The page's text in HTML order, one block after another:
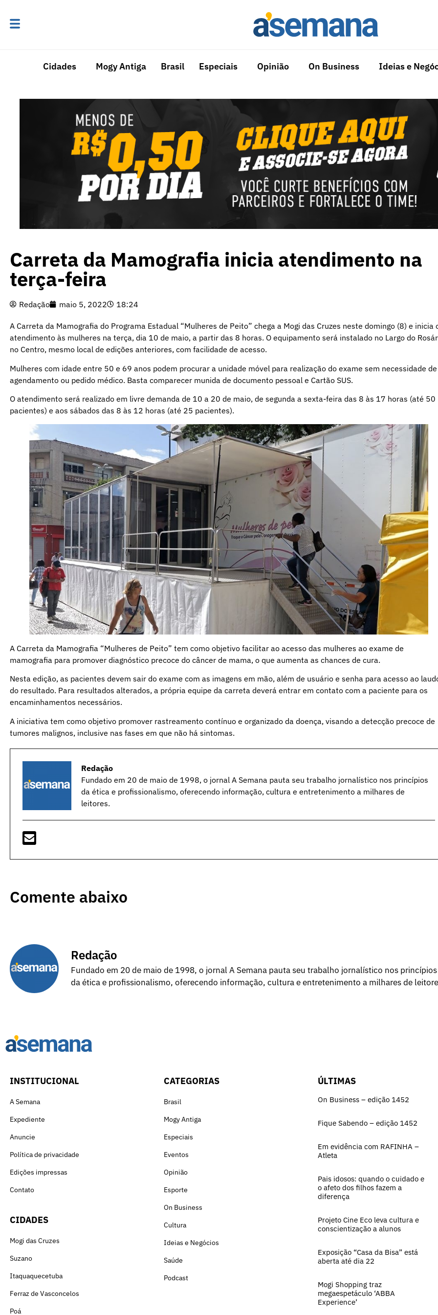
Cidades Mogy Antiga Brasil Especiais Opinião On Business Ideias e
Carreta da Mamografia inicia atendimento na
terça-feira
Redação maio 5, 2022 18:24
A Carreta da Mamografia do Programa Estadual “Mulheres de Peito” chega a Mogi das Cruzes neste domingo (8) e inicia
atendimento às mulheres na terça, dia 10 de maio, a partir das 8 horas. O equipamento será instalado no Largo do
no Centro, mesmo local de edições anteriores, com facilidade de acesso.
Mulheres com idade entre 50 e 69 anos podem procurar a unidade móvel para realização do exame sem necessidade de
agendamento ou pedido médico. Basta comparecer munida de documento pessoal e Cartão SUS.
O atendimento será realizado em livre demanda de 10 a 20 de maio, de segunda a sexta-feira das 8 às 17 horas (até 50
pacientes) e aos sábados das 8 às 12 horas (até 25 pacientes).
A Carreta da Mamografia “Mulheres de Peito” tem como objetivo facilitar ao acesso das mulheres ao exame de
mamografia para promover diagnóstico precoce do câncer de mama, o que aumenta as chances de cura.
Nesta edição, as pacientes devem sair do exame com as imagens em mão, além de usuário e senha para acesso ao
do resultado. Para resultados alterados, a própria equipe da carreta deverá entrar em contato com a paciente para os
encaminhamentos necessários.
A iniciativa tem como objetivo promover rastreamento contínuo e organizado da doença, visando a detecção precoce de
tumores malignos, inclusive nas fases em que não há sintomas.
Redação
Fundado em 20 de maio de 1998, o jornal A Semana pauta seu trabalho jornalístico nos princípios
da ética e profissionalismo, oferecendo informação, cultura e entretenimento a milhares de
leitores.
Comente abaixo
Redação
Fundado em 20 de maio de 1998, o jornal A Semana pauta seu trabalho jornalístico nos princípios
da ética e profissionalismo, oferecendo informação, cultura e entretenimento a milhares de
INSTITUCIONAL
A Semana
Expediente
Anuncie
Política de privacidade
Edições impressas
Contato
CIDADES
Mogi das Cruzes
Suzano
Itaquaquecetuba
Ferraz de Vasconcelos
Poá
CATEGORIAS
Brasil
Mogy Antiga
Especiais
Eventos
Opinião
Esporte
On Business
Cultura
Ideias e Negócios
Saúde
Podcast
ÚLTIMAS
On Business – edição 1452
Fique Sabendo – edição 1452
Em evidência com RAFINHA –
Atleta
Pais idosos: quando o cuidado e
o afeto dos filhos fazem a
diferença
Projeto Cine Eco leva cultura e
conscientização a alunos
Exposição “Casa da Bisa” está
aberta até dia 22
Mogi Shopping traz
megaespetáculo ‘ABBA
Experience’